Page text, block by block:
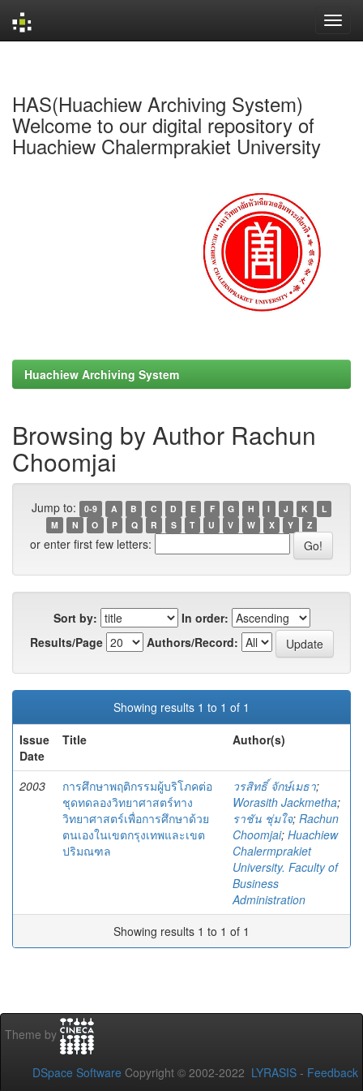
HAS(Huachiew Archiving System)
Welcome to our digital repository of
Huachiew Chalermprakiet University
Huachiew Archiving System
Browsing by Author Rachun
Choomjai
Jump to: 0-9 A B C D E F G H I J K
L
M
N O P Q R S T U V W X Y Z
or enter first few letters:
Sort by:
In order:
Results/Page
Authors/Record:
Showing results 1 to 1 of 1
Issue
Date
Title Author(s)
2003
การศึกษาพฤติกรรมผู้บริโภคต่อ
ชุดทดลองวิทยาศาสตร์ทาง
วิทยาศาสตร์เพื่อการศึกษาด้วย
ตนเองในเขตกรุงเทพและเขต
ปริมณฑล
วรสิทธิ์ จักษ์เมธา;
Worasith Jackmetha;
ราชัน ชุ่มใจ; Rachun
Choomjai; Huachiew
Chalermprakiet
University. Faculty of
Business
Administration
Showing results 1 to 1 of 1
Theme by
DSpace Software Copyright © 2002-2022 LYRASIS - Feedback